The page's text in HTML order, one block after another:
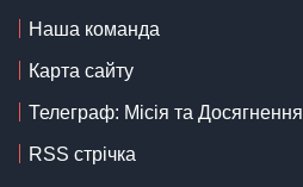
Наша команда
Карта сайту
Телеграф: Місія та Досягнення
RSS стрічка